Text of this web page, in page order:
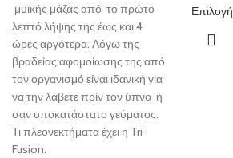
μυϊκής μάζας από το πρώτο
λεπτό λήψης της έως και 4
ώρες αργότερα. Λόγω της
βραδείας αφομοίωσης της από
τον οργανισμό είναι ιδανική για
να την λάβετε πρίν τον ύπνο ή
σαν υποκατάστατο γεύματος.
Τι πλεονεκτήματα έχει η Tri-
Fusion.
Επιλογή